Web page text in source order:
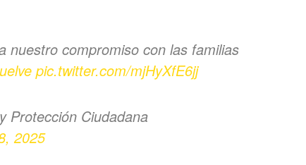
nuestro compromiso con las familias
pic.twitter.com/mjHyXfE6jj
Ciudadana
2025